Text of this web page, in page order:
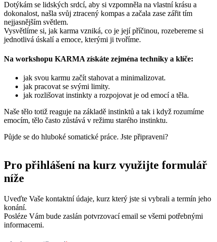
Dotýkám se lidských srdcí, aby si vzpomněla na vlastní krásu a
dokonalost, našla svůj ztracený kompas a začala zase zářit tím
nejjasnějším světlem.
Vysvětlíme si, jak karma vzniká, co je její příčinou, rozebereme si
jednotlivá úskalí a emoce, kterými ji tvoříme.
Na workshopu KARMA získáte zejména techniky a klíče:
jak svou karmu začít stahovat a minimalizovat.
jak pracovat se svými limity.
jak rozlišovat instinkty a rozpojovat je od emocí a těla.
Naše tělo totiž reaguje na základě instinktů a tak i když rozumíme
emocím, tělo často zůstává v režimu starého instinktu.
Půjde se do hluboké somatické práce. Jste připraveni?
Pro přihlášení na kurz využijte formulář
níže
Uveďte Vaše kontaktní údaje, kurz který jste si vybrali a termín jeho
konání.
Posléze Vám bude zaslán potvrzovací email se všemi potřebnými
informacemi.